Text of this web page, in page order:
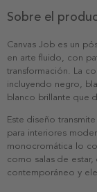
Sobre el
Canvas Job es un
en arte fluido, con
transformación. La
incluyendo negro,
blanco brillante que
Este diseño
para interiores
monocromática lo
como salas de
contemporáneo y